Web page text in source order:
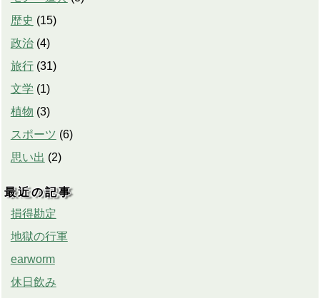
歴史 (15)
政治 (4)
旅行 (31)
文学 (1)
植物 (3)
スポーツ (6)
思い出 (2)
最近の記事
損得勘定
地獄の行軍
earworm
休日飲み